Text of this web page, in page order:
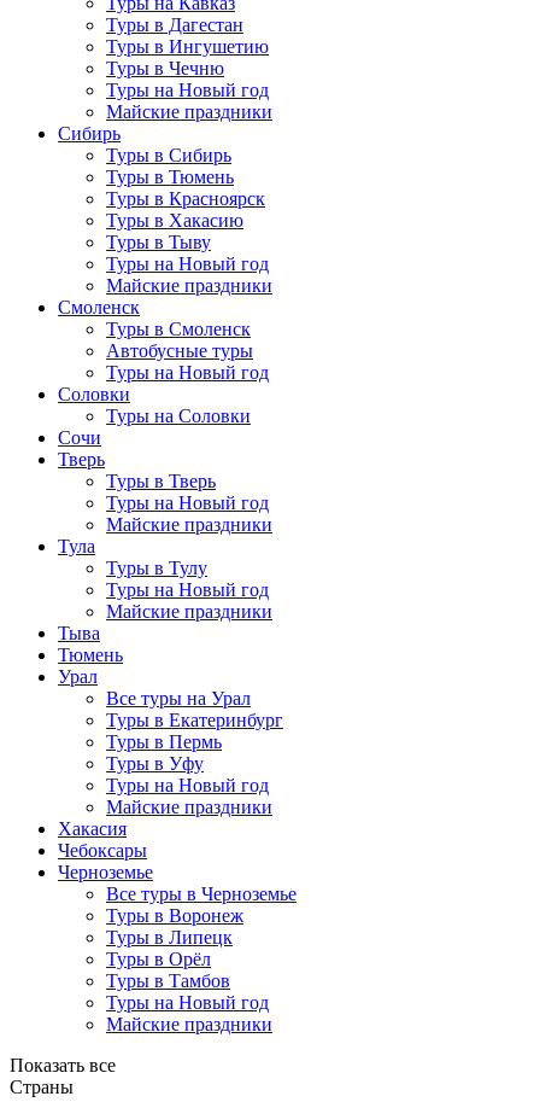
Туры в Дагестан
Туры в Ингушетию
Туры в Чечню
Туры на Новый год
Майские праздники
Сибирь
Туры в Сибирь
Туры в Тюмень
Туры в Красноярск
Туры в Хакасию
Туры в Тыву
Туры на Новый год
Майские праздники
Смоленск
Туры в Смоленск
Автобусные туры
Туры на Новый год
Соловки
Туры на Соловки
Сочи
Тверь
Туры в Тверь
Туры на Новый год
Майские праздники
Тула
Туры в Тулу
Туры на Новый год
Майские праздники
Тыва
Тюмень
Урал
Все туры на Урал
Туры в Екатеринбург
Туры в Пермь
Туры в Уфу
Туры на Новый год
Майские праздники
Хакасия
Чебоксары
Черноземье
Все туры в Черноземье
Туры в Воронеж
Туры в Липецк
Туры в Орёл
Туры в Тамбов
Туры на Новый год
Майские праздники
Показать все
Страны